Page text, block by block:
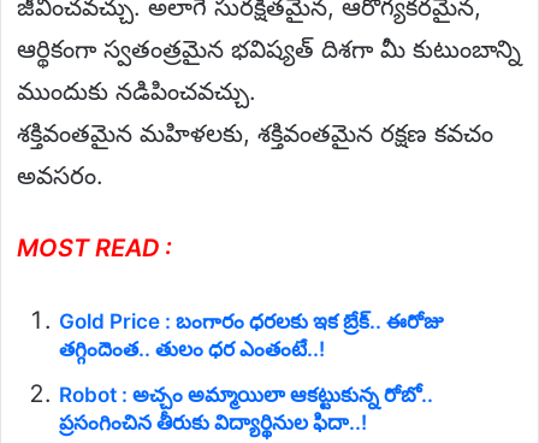
జీవించవచ్చు. అలాగే సురక్షితమైన, ఆరోగ్యకరమైన,
ఆర్థికంగా స్వతంత్రమైన భవిష్యత్ దిశగా మీ కుటుంబాన్ని
ముందుకు నడిపించవచ్చు.
శక్తివంతమైన మహిళలకు, శక్తివంతమైన రక్షణ కవచం
అవసరం.
MOST READ :
Gold Price : బంగారం ధరలకు ఇక బ్రేక్.. ఈరోజు
తగ్గిందెంత.. తులం ధర ఎంతంటే..!
Robot : అచ్చం అమ్మాయిలా ఆకట్టుకున్న రోబో..
ప్రసంగించిన తీరుకు విద్యార్థినుల ఫిదా..!